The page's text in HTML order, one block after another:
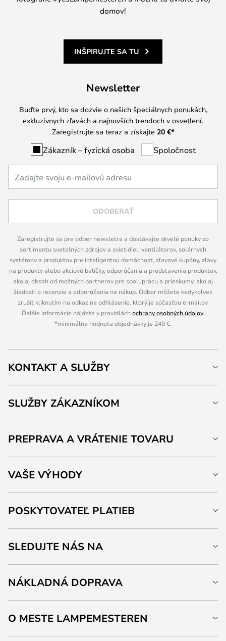
domov!
INŠPIRUJTE SA TU
Newsletter
Buďte prvý, kto sa dozvie o našich špeciálnych ponukách,
exkluzívnych zľavách a najnovších trendoch v osvetlení.
Zaregistrujte sa teraz a získajte 20 €*
Zákazník – fyzická osoba Spoločnosť
ODOBERAŤ
Zaregistrujte sa pre odber newsletra a dostávajte skvelé ponuky zo
sortimentu svetelných zdrojov a svietidiel, ventilátorov, solárnych
systémov a produktov pre inteligentnú domácnosť, zľavové kupóny, zľavy
na produkty alebo akciové balíčky, odporúčania a predstavenia produktov,
ako aj obsah od možných partnerov pre spoluprácu a prieskumy, ako aj
žiadosti o recenzie a odporúčania na nákup. Odber môžete kedykoľvek
zrušiť kliknutím na odkaz na odhlásenie, ktorý je súčasťou e-mailov.
Ďalšie informácie nájdete v pravidláchochrany osobných údajov.
*minimálna hodnota objednávky je 249 €.
KONTAKT A SLUŽBY
SLUŽBY ZÁKAZNÍKOM
PREPRAVA A VRÁTENIE TOVARU
VAŠE VÝHODY
POSKYTOVATEĽ PLATIEB
SLEDUJTE NÁS NA
NÁKLADNÁ DOPRAVA
O MESTE LAMPEMESTEREN